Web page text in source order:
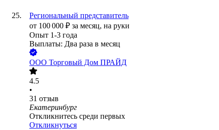
Региональный представитель
от 100 000 ₽ за месяц, на руки
Опыт 1-3 года
Выплаты: Два раза в месяц
ООО Торговый Дом ПРАЙД
4.5
•
31 отзыв
Екатеринбург
Откликнитесь среди первых
Откликнуться